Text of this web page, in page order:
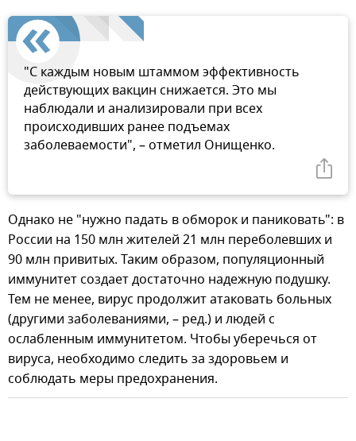
"С каждым новым штаммом эффективность
действующих вакцин снижается. Это мы
наблюдали и анализировали при всех
происходивших ранее подъемах
заболеваемости", – отметил Онищенко.
Однако не "нужно падать в обморок и паниковать": в
России на 150 млн жителей 21 млн переболевших и
90 млн привитых. Таким образом, популяционный
иммунитет создает достаточно надежную подушку.
Тем не менее, вирус продолжит атаковать больных
(другими заболеваниями, – ред.) и людей с
ослабленным иммунитетом. Чтобы уберечься от
вируса, необходимо следить за здоровьем и
соблюдать меры предохранения.